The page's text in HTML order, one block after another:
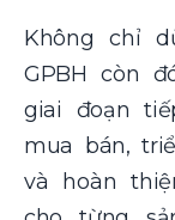
Không chỉ
GPBH còn
giai đoạn
mua bán,
và hoàn